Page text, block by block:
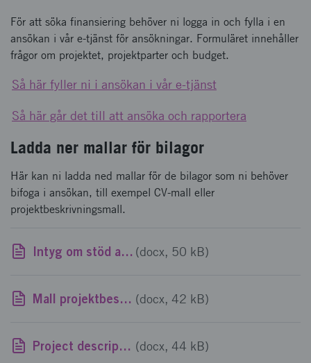
För att söka finansiering behöver ni logga in och fylla i en
ansökan i vår e-tjänst för ansökningar. Formuläret innehåller
frågor om projektet, projektparter och budget.
Så här fyller ni i ansökan i vår e-tjänst
Så här går det till att ansöka och rapportera
Ladda ner mallar för bilagor
Här kan ni ladda ned mallar för de bilagor som ni behöver
bifoga i ansökan, till exempel CV-mall eller
projektbeskrivningsmall.
Intyg om stöd av mindre betydelse/ de minimis, uppdaterad 14 augusti (docx, 50 kB)
Mall projektbeskrivning (docx, 42 kB)
Project description- Template (docx, 44 kB)